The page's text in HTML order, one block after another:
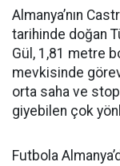
Almanya’nın
tarihinde doğan
Gül, 1,81 metre
mevkisinde
orta saha ve
giyebilen çok
Futbola